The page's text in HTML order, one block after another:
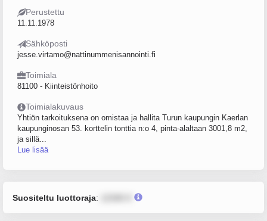
Perustettu
11.11.1978
Sähköposti
jesse.virtamo@nattinummenisannointi.fi
Toimiala
81100 - Kiinteistönhoito
Toimialakuvaus
Yhtiön tarkoituksena on omistaa ja hallita Turun kaupungin Kaerlan
kaupunginosan 53. korttelin tonttia n:o 4, pinta-alaltaan 3001,8 m2,
ja sillä...
Lue lisää
Suositeltu luottoraja: